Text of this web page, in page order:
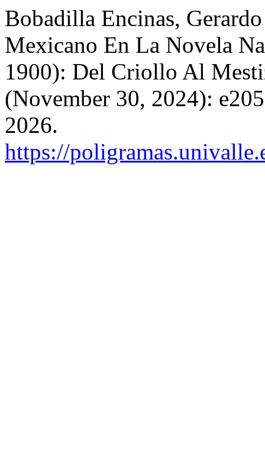
Bobadilla Encinas,
Mexicano En La Novela
1900): Del Criollo Al
(November 30, 2024):
2026.
https://